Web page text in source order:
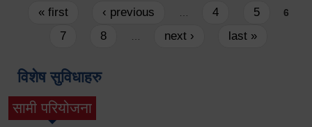
Pages
« first ‹ previous 4 5 6
7 8 next › last »
विशेष सुविधाहरु
सामी परियोजना
(active tab)